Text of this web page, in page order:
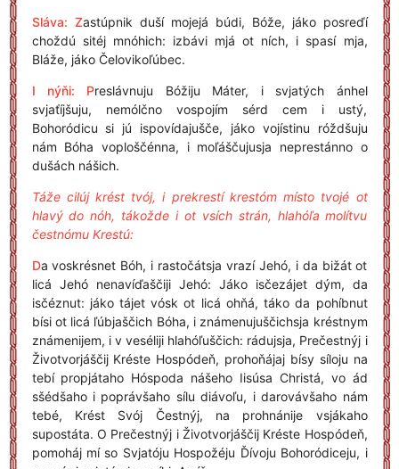
Sláva: Zastúpnik duší mojejá búdi, Bóže, jáko posreďí
choždú sitéj mnóhich: izbávi mjá ot ních, i spasí mja,
Bláže, jáko Čelovikoľúbec.
I nýňi: Preslávnuju Bóžiju Máter, i svjatých ánhel
svjaťíjšuju, nemólčno vospojím sérd cem i ustý,
Bohoródicu si jú ispovídajušče, jáko vojístinu róždšuju
nám Bóha voploščénna, i moľáščujusja neprestánno o
dušách nášich.
Táže cilúj krést tvój, i prekrestí krestóm místo tvojé ot
hlavý do nóh, tákožde i ot vsích strán, hlahóľa molítvu
čestnómu Krestú:
Da voskrésnet Bóh, i rastočátsja vrazí Jehó, i da bižát ot
licá Jehó nenavíďaščiji Jehó: Jáko isčezájet dým, da
isčéznut: jáko tájet vósk ot licá ohňá, táko da pohíbnut
bísi ot licá ľúbjaščich Bóha, i známenujuščichsja kréstnym
známenijem, i v veséliji hlahóľuščich: rádujsja, Prečestnýj i
Životvorjáščij Kréste Hospódeň, prohoňájaj bísy síloju na
tebí propjátaho Hóspoda nášeho Iisúsa Christá, vo ád
sšédšaho i poprávšaho sílu diávoľu, i darovávšaho nám
tebé, Krést Svój Čestnýj, na prohnánije vsjákaho
supostáta. O Prečestnýj i Životvorjáščij Kréste Hospódeň,
pomoháj mí so Svjatóju Hospožéju Ďívoju Bohoródiceju, i